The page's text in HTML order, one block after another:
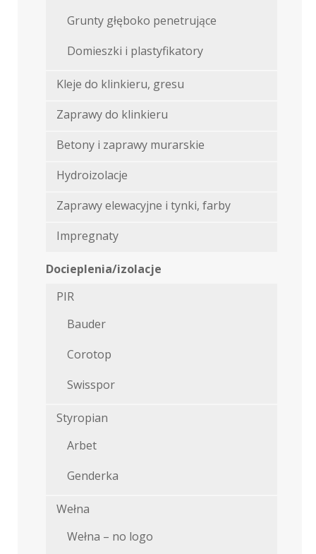
Grunty głęboko penetrujące
Domieszki i plastyfikatory
Kleje do klinkieru, gresu
Zaprawy do klinkieru
Betony i zaprawy murarskie
Hydroizolacje
Zaprawy elewacyjne i tynki, farby
Impregnaty
Docieplenia/izolacje
PIR
Bauder
Corotop
Swisspor
Styropian
Arbet
Genderka
Wełna
Wełna – no logo